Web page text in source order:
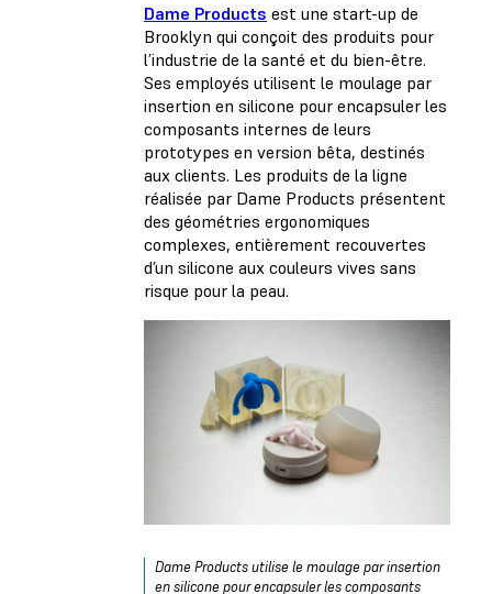
Dame Products est une start-up de
Brooklyn qui conçoit des produits pour
l’industrie de la santé et du bien-être.
Ses employés utilisent le moulage par
insertion en silicone pour encapsuler les
composants internes de leurs
prototypes en version bêta, destinés
aux clients. Les produits de la ligne
réalisée par Dame Products présentent
des géométries ergonomiques
complexes, entièrement recouvertes
d’un silicone aux couleurs vives sans
risque pour la peau.
Dame Products utilise le moulage par insertion
en silicone pour encapsuler les composants